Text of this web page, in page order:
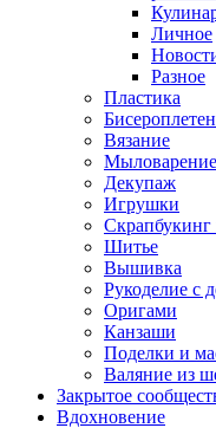
Личное
Разное
Пластика
Вязание
Мыловарение
Декупаж
Игрушки
Шитье
Вышивка
Рукоделие с
Оригами
Канзаши
Поделки и
Валяние из
Закрытое
Вдохновение